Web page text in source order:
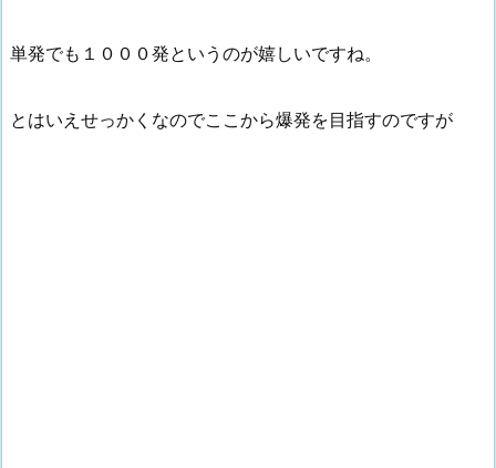
単発でも１０００発というのが嬉しいですね。
とはいえせっかくなのでここから爆発を目指すのですが